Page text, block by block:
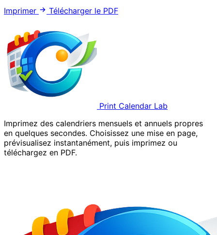
Imprimer
Télécharger le PDF
Print Calendar Lab
Imprimez des calendriers mensuels et annuels propres
en quelques secondes. Choisissez une mise en page,
prévisualisez instantanément, puis imprimez ou
téléchargez en PDF.